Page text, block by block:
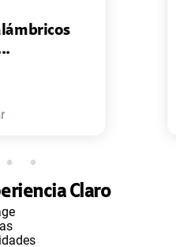
Pack de 2 Power
Claro